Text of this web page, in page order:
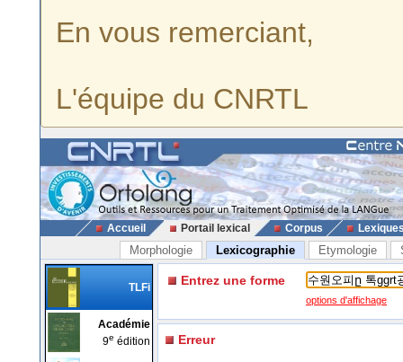
En vous remerciant,
L'équipe du CNRTL
Accueil Portail lexical Corpus
Morphologie Lexicographie Etymologie
TLFi
Académie
9e édition
Entrez une forme
options d'affichage
Erreur